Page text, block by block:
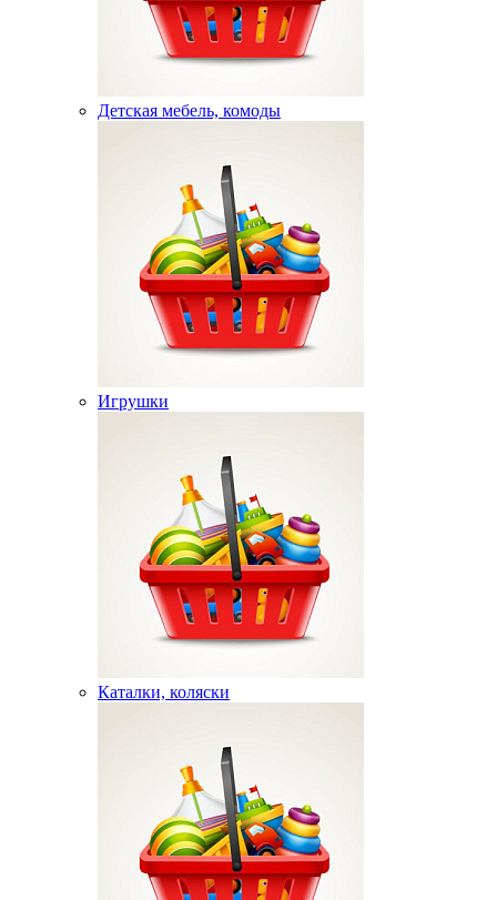
Детская мебель, комоды
Игрушки
Каталки, коляски